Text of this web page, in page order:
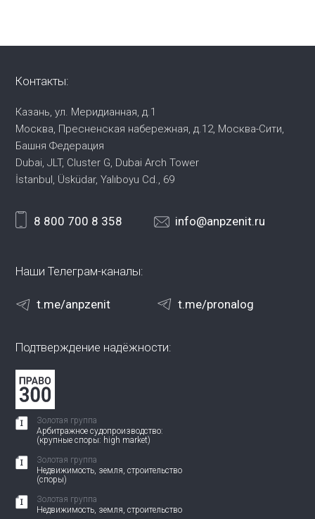
Контакты:
Казань, ул. Меридианная, д.1
Москва, Пресненская набережная, д.12, Москва-Сити,
Башня Федерация
Dubai, JLT, Cluster G, Dubai Arch Tower
İstanbul, Üsküdar, Yalıboyu Cd., 69
8 800 700 8 358 info@anpzenit.ru
Наши Телеграм-каналы:
t.me/anpzenit t.me/pronalog
Подтверждение надёжности:
Золотая группа
Арбитражное судопроизводство:
(крупные споры: high market)
Золотая группа
Недвижимость, земля, строительство
(споры)
Золотая группа
Недвижимость, земля, строительство